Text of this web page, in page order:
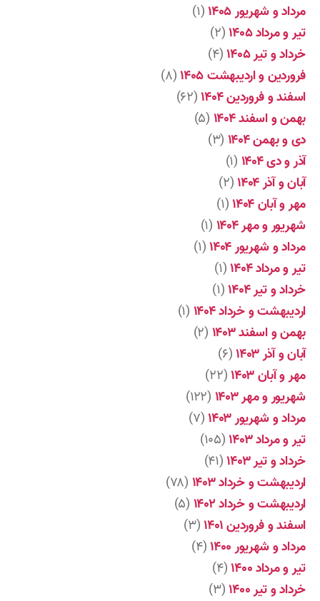
مرداد و شهریور ۱۴۰۵
(۱)
تیر و مرداد ۱۴۰۵
(۲)
خرداد و تیر ۱۴۰۵
(۴)
فروردین و اردیبهشت ۱۴۰۵
(۸)
اسفند و فروردین ۱۴۰۴
(۶۲)
بهمن و اسفند ۱۴۰۴
(۵)
دی و بهمن ۱۴۰۴
(۳)
آذر و دی ۱۴۰۴
(۱)
آبان و آذر ۱۴۰۴
(۲)
مهر و آبان ۱۴۰۴
(۱)
شهریور و مهر ۱۴۰۴
(۱)
مرداد و شهریور ۱۴۰۴
(۱)
تیر و مرداد ۱۴۰۴
(۱)
خرداد و تیر ۱۴۰۴
(۱)
اردیبهشت و خرداد ۱۴۰۴
(۱)
بهمن و اسفند ۱۴۰۳
(۲)
آبان و آذر ۱۴۰۳
(۶)
مهر و آبان ۱۴۰۳
(۲۲)
شهریور و مهر ۱۴۰۳
(۱۲۲)
مرداد و شهریور ۱۴۰۳
(۷)
تیر و مرداد ۱۴۰۳
(۱۰۵)
خرداد و تیر ۱۴۰۳
(۴۱)
اردیبهشت و خرداد ۱۴۰۳
(۷۸)
اردیبهشت و خرداد ۱۴۰۲
(۵)
اسفند و فروردین ۱۴۰۱
(۳)
مرداد و شهریور ۱۴۰۰
(۴)
تیر و مرداد ۱۴۰۰
(۴)
خرداد و تیر ۱۴۰۰
(۳)